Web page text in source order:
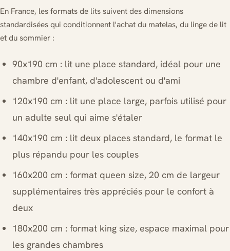
En France, les formats de lits suivent des dimensions
standardisées qui conditionnent l'achat du matelas, du linge de lit
et du sommier :
90x190 cm : lit une place standard, idéal pour une
chambre d'enfant, d'adolescent ou d'ami
120x190 cm : lit une place large, parfois utilisé pour
un adulte seul qui aime s'étaler
140x190 cm : lit deux places standard, le format le
plus répandu pour les couples
160x200 cm : format queen size, 20 cm de largeur
supplémentaires très appréciés pour le confort à
deux
180x200 cm : format king size, espace maximal pour
les grandes chambres